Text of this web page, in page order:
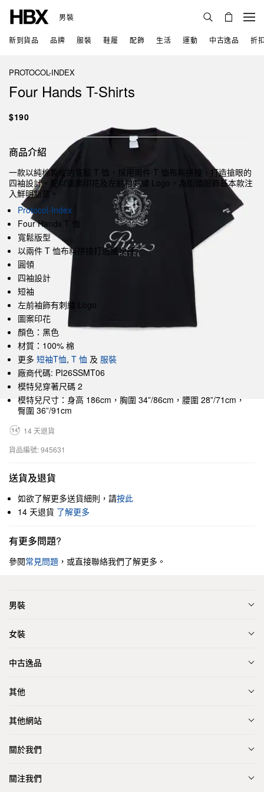
男裝
新到貨品 品牌 服裝 鞋履 配飾 生活 運動 中古逸品 折
PROTOCOL-INDEX
Four Hands T-Shirts
$190
商品介紹
一款以純棉製成的寬鬆 T 恤，採用兩件 T 恤布料拼接，打造搶眼的
四袖設計。配以圖案印花及左前袖刺繡 Logo，為街頭服飾基本款注
入鮮明新意。
Protocol-Index
Four Hands T 恤
寬鬆版型
以兩件 T 恤布料拼接打造層次感
圓領
四袖設計
短袖
左前袖飾有刺繡 Logo
圖案印花
顏色：黑色
材質：100% 棉
更多 短袖T恤, T 恤 及 服裝
廠商代碼: PI26SSMT06
模特兒穿著尺碼 2
模特兒尺寸：身高 186cm，胸圍 34”/86cm，腰圍 28”/71cm，
臀圍 36”/91cm
14 天退貨
貨品編號: 945631
送貨及退貨
如欲了解更多送貨細則，請按此
14 天退貨 了解更多
有更多問題?
參閱常見問題 ，或直接聯絡我們了解更多。
男裝
女裝
中古逸品
其他
其他網站
關於我們
關注我們